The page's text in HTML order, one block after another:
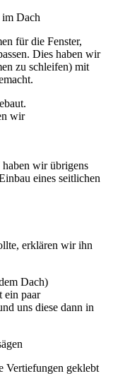
für die Fenster,
Dies haben wir
zu schleifen) mit
wir
haben wir übrigens
eines seitlichen
erklären wir ihn
Dach)
ein paar
uns diese dann in
Vertiefungen geklebt